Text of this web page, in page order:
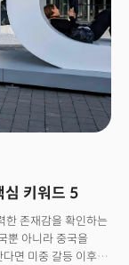
심 키워드 5
한 존재감을 확인하는
뿐 아니라 중국을
면 미중 갈등 이후